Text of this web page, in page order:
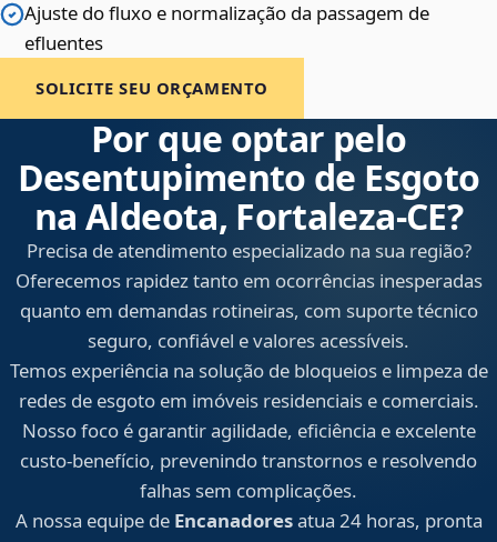
Ajuste do fluxo e normalização da passagem de
efluentes
SOLICITE SEU ORÇAMENTO
Por que optar pelo
Desentupimento de Esgoto
na Aldeota, Fortaleza‑CE?
Precisa de atendimento especializado na sua região?
Oferecemos rapidez tanto em ocorrências inesperadas
quanto em demandas rotineiras, com suporte técnico
seguro, confiável e valores acessíveis.
Temos experiência na solução de bloqueios e limpeza de
redes de esgoto em imóveis residenciais e comerciais.
Nosso foco é garantir agilidade, eficiência e excelente
custo-benefício, prevenindo transtornos e resolvendo
falhas sem complicações.
A nossa equipe de Encanadoresatua 24 horas, pronta